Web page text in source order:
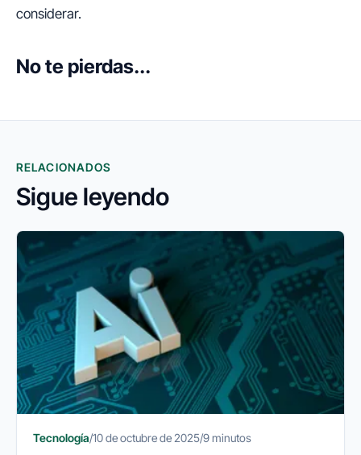
considerar.
No te pierdas...
RELACIONADOS
Sigue leyendo
Tecnología/10 de octubre de 2025/9 minutos